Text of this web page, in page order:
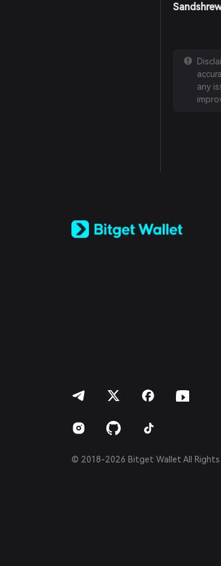
any
Español (Latinoamérica)
© 2018-2026 Bitget Wallet All Rights